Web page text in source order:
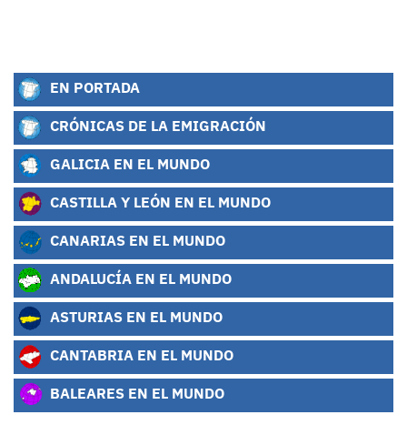
EN PORTADA
CRÓNICAS DE LA EMIGRACIÓN
GALICIA EN EL MUNDO
CASTILLA Y LEÓN EN EL MUNDO
CANARIAS EN EL MUNDO
ANDALUCÍA EN EL MUNDO
ASTURIAS EN EL MUNDO
CANTABRIA EN EL MUNDO
BALEARES EN EL MUNDO